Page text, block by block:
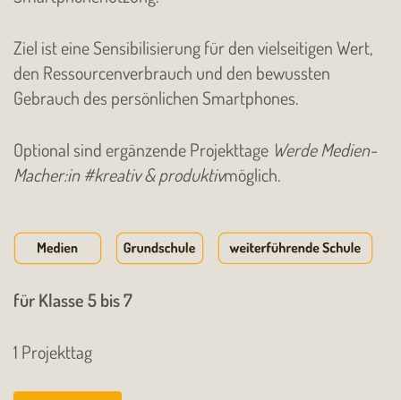
Ziel ist eine Sensibilisierung für den vielseitigen Wert,
den Ressourcenverbrauch und den bewussten
Gebrauch des persönlichen Smartphones.
Optional sind ergänzende Projekttage Werde Medien-
Macher:in #kreativ & produktivmöglich.
für Klasse 5 bis 7
1 Projekttag